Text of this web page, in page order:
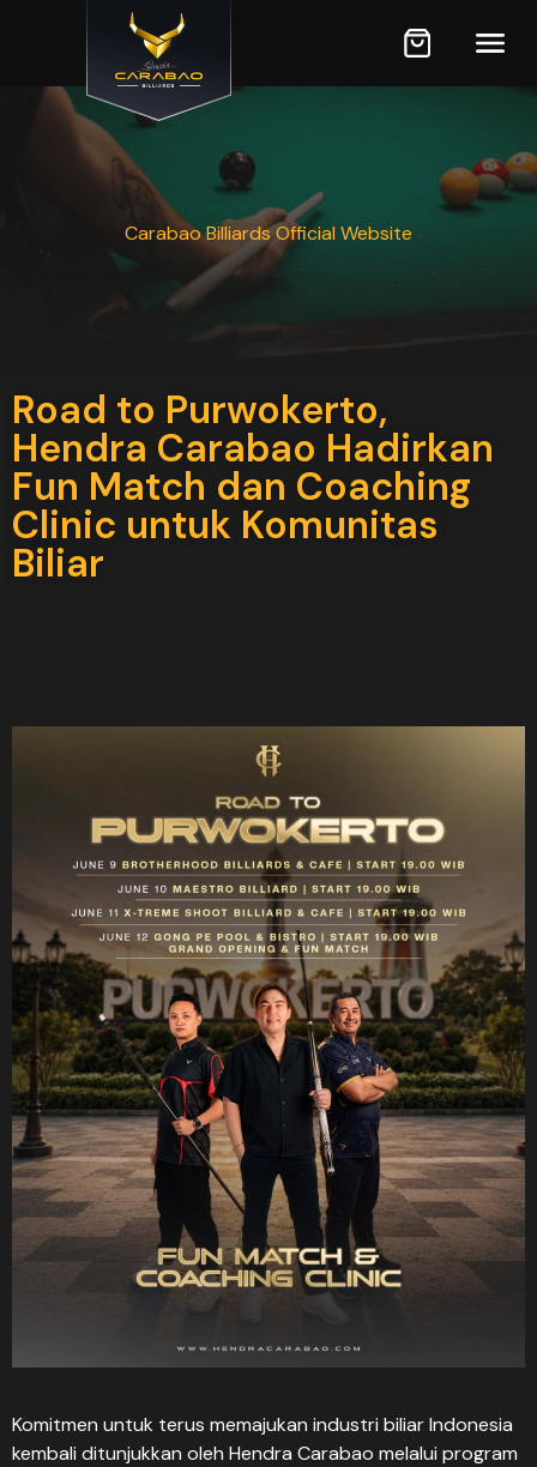
Carabao Billiards Official Website
Road to Purwokerto,
Hendra Carabao Hadirkan
Fun Match dan Coaching
Clinic untuk Komunitas
Biliar
Komitmen untuk terus memajukan industri biliar Indonesia
kembali ditunjukkan oleh Hendra Carabao melalui program